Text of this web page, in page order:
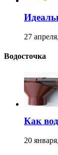
27
Водосточка
Как
20